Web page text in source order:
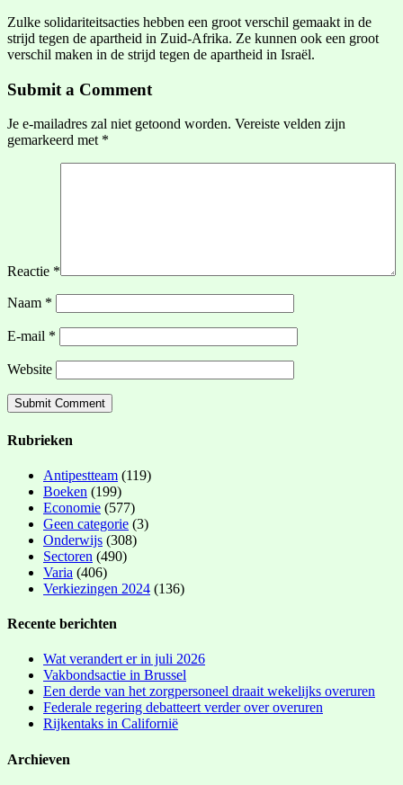
Zulke solidariteitsacties hebben een groot verschil gemaakt in de
strijd tegen de apartheid in Zuid-Afrika. Ze kunnen ook een groot
verschil maken in de strijd tegen de apartheid in Israël.
Submit a Comment
Je e-mailadres zal niet getoond worden. Vereiste velden zijn
gemarkeerd met *
Reactie *
Naam *
E-mail *
Website
Rubrieken
Antipestteam (119)
Boeken (199)
Economie (577)
Geen categorie (3)
Onderwijs (308)
Sectoren (490)
Varia (406)
Verkiezingen 2024 (136)
Recente berichten
Wat verandert er in juli 2026
Vakbondsactie in Brussel
Een derde van het zorgpersoneel draait wekelijks overuren
Federale regering debatteert verder over overuren
Rijkentaks in Californië
Archieven